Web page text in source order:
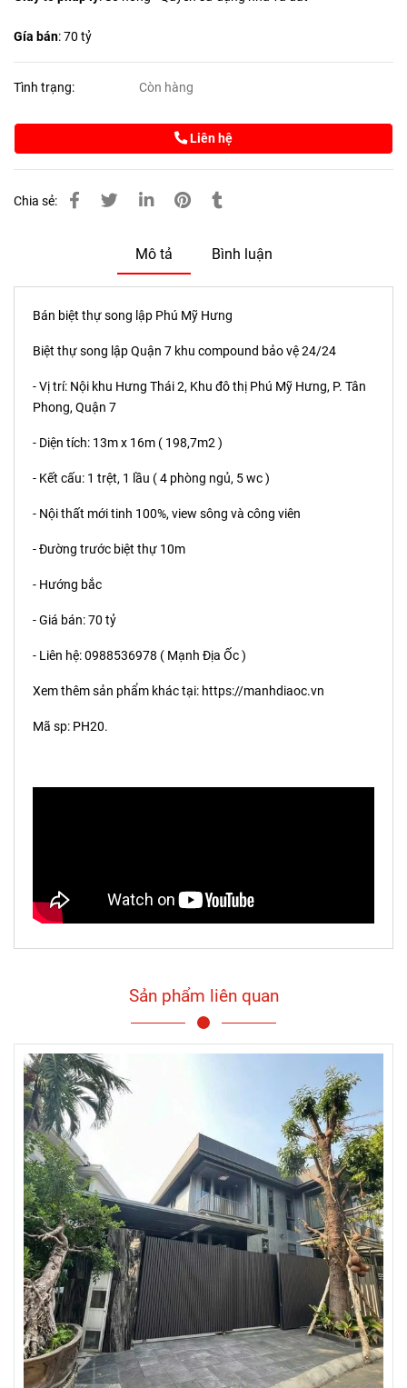
Gía bán: 70 tỷ
Tình trạng: Còn hàng
Liên hệ
Chia sẻ:
Mô tả Bình luận
Bán biệt thự song lập Phú Mỹ Hưng
Biệt thự song lập Quận 7 khu compound bảo vệ 24/24
- Vị trí: Nội khu Hưng Thái 2, Khu đô thị Phú Mỹ Hưng, P. Tân
Phong, Quận 7
- Diện tích: 13m x 16m ( 198,7m2 )
- Kết cấu: 1 trệt, 1 lầu ( 4 phòng ngủ, 5 wc )
- Nội thất mới tinh 100%, view sông và công viên
- Đường trước biệt thự 10m
- Hướng bắc
- Giá bán: 70 tỷ
- Liên hệ: 0988536978 ( Mạnh Địa Ốc )
Xem thêm sản phẩm khác tại: https://manhdiaoc.vn
Mã sp: PH20.
Sản phẩm liên quan